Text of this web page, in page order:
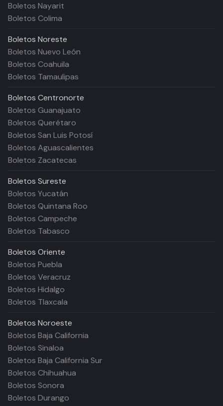
Boletos Nayarit
Boletos Colima
Boletos Noreste
Boletos Nuevo León
Boletos Coahuila
Boletos Tamaulipas
Boletos Centronorte
Boletos Guanajuato
Boletos Querétaro
Boletos San Luis Potosí
Boletos Aguascalientes
Boletos Zacatecas
Boletos Sureste
Boletos Yucatán
Boletos Quintana Roo
Boletos Campeche
Boletos Tabasco
Boletos Oriente
Boletos Puebla
Boletos Veracruz
Boletos Hidalgo
Boletos Tlaxcala
Boletos Noroeste
Boletos Baja California
Boletos Sinaloa
Boletos Baja California Sur
Boletos Chihuahua
Boletos Sonora
Boletos Durango